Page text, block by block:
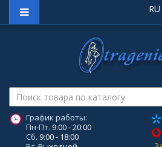
RU
График работы:
Пн-Пт. 9:00 - 20:00
Сб. 9:00 - 18:00